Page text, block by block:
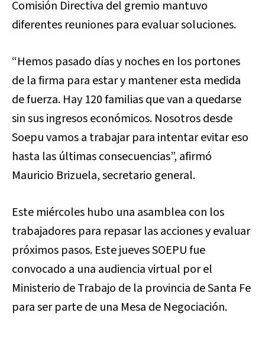
Comisión Directiva del gremio mantuvo
diferentes reuniones para evaluar soluciones.
“Hemos pasado días y noches en los portones
de la firma para estar y mantener esta medida
de fuerza. Hay 120 familias que van a quedarse
sin sus ingresos económicos. Nosotros desde
Soepu vamos a trabajar para intentar evitar eso
hasta las últimas consecuencias”, afirmó
Mauricio Brizuela, secretario general.
Este miércoles hubo una asamblea con los
trabajadores para repasar las acciones y evaluar
próximos pasos. Este jueves SOEPU fue
convocado a una audiencia virtual por el
Ministerio de Trabajo de la provincia de Santa Fe
para ser parte de una Mesa de Negociación.